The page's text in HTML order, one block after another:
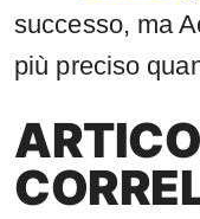
successo, ma
più preciso